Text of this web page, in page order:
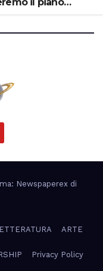
Newspaperex di
ARTE
Privacy Policy